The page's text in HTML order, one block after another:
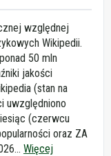
względnej
Wikipedii.
50 mln
jakości
(stan na
uwzględniono
(czerwcu
oraz ZA
Więcej